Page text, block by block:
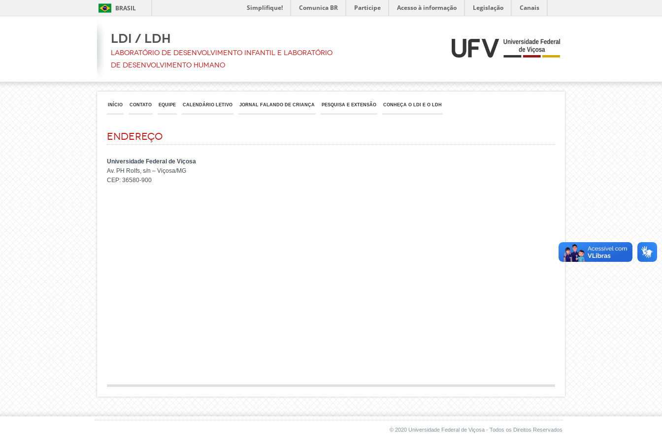
BRASIL Simplifique! Comunica BR Participe Acesso à informação Legislação Canais
LDI / LDH
Laboratório de Desenvolvimento Infantil e Laboratório
de Desenvolvimento Humano
INÍCIO CONTATO EQUIPE CALENDÁRIO LETIVO JORNAL FALANDO DE CRIANÇA PESQUISA E EXTENSÃO CONHEÇA O LDI E O LDH
Endereço
Universidade Federal de Viçosa
Av. PH Rolfs, s/n – Viçosa/MG
CEP: 36580-900
© 2020 Universidade Federal de Viçosa - Todos os Direitos Reservados